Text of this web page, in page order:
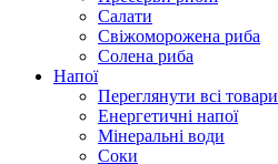
Сaлати
Свіжоморожена риба
Солена риба
Напої
Переглянути всі товари
Енергетичні напої
Мінеральні води
Соки